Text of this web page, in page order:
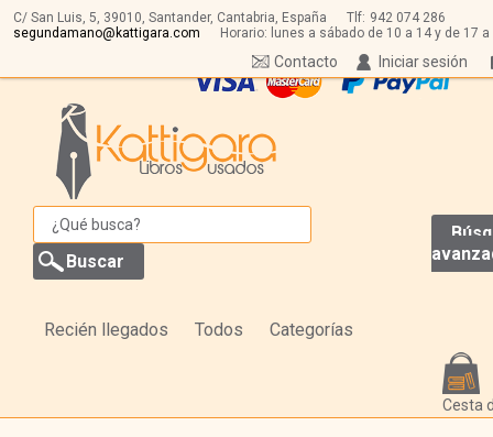
C/ San Luis, 5, 39010, Santander, Cantabria, España Tlf: 942 074 286
segundamano@kattigara.com
Horario: lunes a sábado de 10 a 14 y de 17 a
Iniciar sesión
Contacto
Recién llegados Todos Categorías
Cesta